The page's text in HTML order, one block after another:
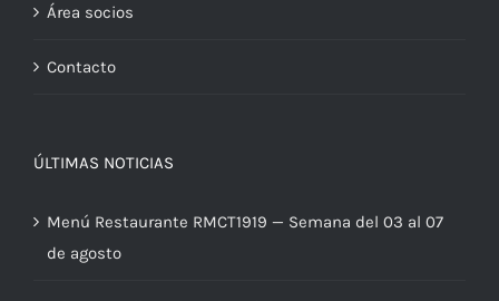
Área socios
Contacto
ÚLTIMAS NOTICIAS
Menú Restaurante RMCT1919 — Semana del 03 al 07
de agosto